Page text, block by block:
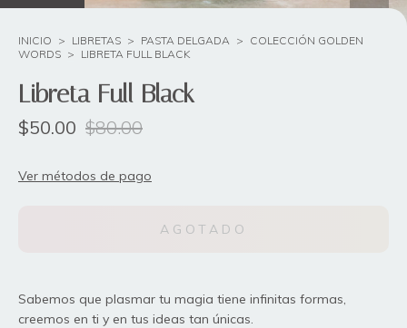
INICIO > LIBRETAS > PASTA DELGADA > COLECCIÓN GOLDEN
WORDS > LIBRETA FULL BLACK
Libreta Full Black
$50.00 $80.00
Ver métodos de pago
Sabemos que plasmar tu magia tiene infinitas formas,
creemos en ti y en tus ideas tan únicas.